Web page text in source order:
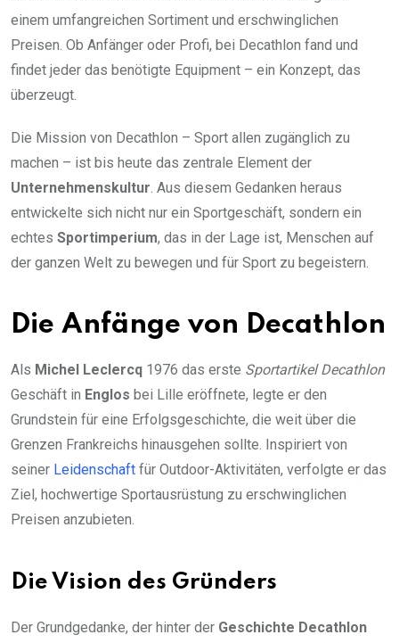
einem umfangreichen Sortiment und erschwinglichen
Preisen. Ob Anfänger oder Profi, bei Decathlon fand und
findet jeder das benötigte Equipment – ein Konzept, das
überzeugt.
Die Mission von Decathlon – Sport allen zugänglich zu
machen – ist bis heute das zentrale Element der
Unternehmenskultur. Aus diesem Gedanken heraus
entwickelte sich nicht nur ein Sportgeschäft, sondern ein
echtes Sportimperium, das in der Lage ist, Menschen auf
der ganzen Welt zu bewegen und für Sport zu begeistern.
Die Anfänge von Decathlon
Als Michel Leclercq 1976 das erste Sportartikel Decathlon
Geschäft in Englos bei Lille eröffnete, legte er den
Grundstein für eine Erfolgsgeschichte, die weit über die
Grenzen Frankreichs hinausgehen sollte. Inspiriert von
seiner Leidenschaft für Outdoor-Aktivitäten, verfolgte er das
Ziel, hochwertige Sportausrüstung zu erschwinglichen
Preisen anzubieten.
Die Vision des Gründers
Der Grundgedanke, der hinter der Geschichte Decathlon